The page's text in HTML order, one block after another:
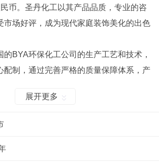
币。圣丹化工以其产品品质，专业的咨
市场好评，成为现代家庭装饰美化的出色
的BYA环保化工公司的生产工艺和技术，
配制，通过完善严格的质量保障体系，产
于国际标准。产品中不添加甲醛和铅、
展开更多